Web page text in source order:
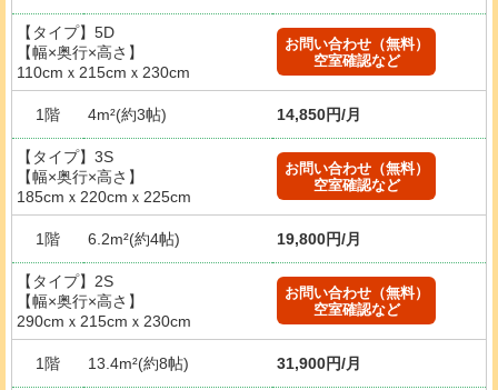
【タイプ】5D
【幅×奥行×高さ】
110cmｘ215cmｘ230cm
お問い合わせ（無料）
空室確認など
1階 4m²(約3帖) 14,850円/月
【タイプ】3S
【幅×奥行×高さ】
185cmｘ220cmｘ225cm
お問い合わせ（無料）
空室確認など
1階 6.2m²(約4帖) 19,800円/月
【タイプ】2S
【幅×奥行×高さ】
290cmｘ215cmｘ230cm
お問い合わせ（無料）
空室確認など
1階 13.4m²(約8帖) 31,900円/月